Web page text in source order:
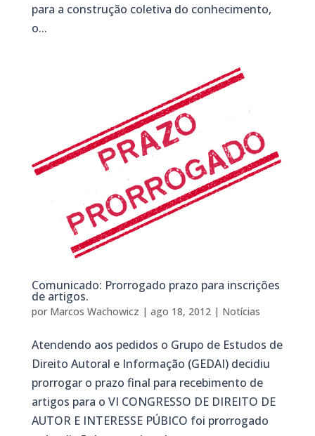
para a construção coletiva do conhecimento,
o...
Comunicado: Prorrogado prazo para inscrições
de artigos.
por Marcos Wachowicz | ago 18, 2012| Notícias
Atendendo aos pedidos o Grupo de Estudos de
Direito Autoral e Informação (GEDAI) decidiu
prorrogar o prazo final para recebimento de
artigos para o VI CONGRESSO DE DIREITO DE
AUTOR E INTERESSE PÚBICO foi prorrogado